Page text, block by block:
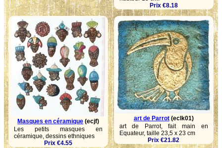
Prix €8.18
Masques en céramique (ecjf)
Les petits masques en
céramique, dessins ethniques
Prix €4.55
art de Parrot(eclk01)
art de Parrot, fait main en
Equateur, taille 23,5 x 23 cm
Prix €21.82